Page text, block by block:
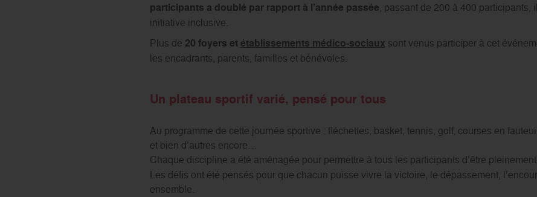
participants a doublé par rapport à l’année passée, passant de 200 à 400 participants,
initiative inclusive.
Plus de 20 foyers et établissements médico-sociaux sont venus participer à cet
les encadrants, parents, familles et bénévoles.
Un plateau sportif varié, pensé pour tous
Au programme de cette journée sportive : fléchettes, basket, tennis, golf, courses en
et bien d’autres encore…
Chaque discipline a été aménagée pour permettre à tous les participants d’être pleinement
Les défis ont été pensés pour que chacun puisse vivre la victoire, le dépassement,
ensemble.